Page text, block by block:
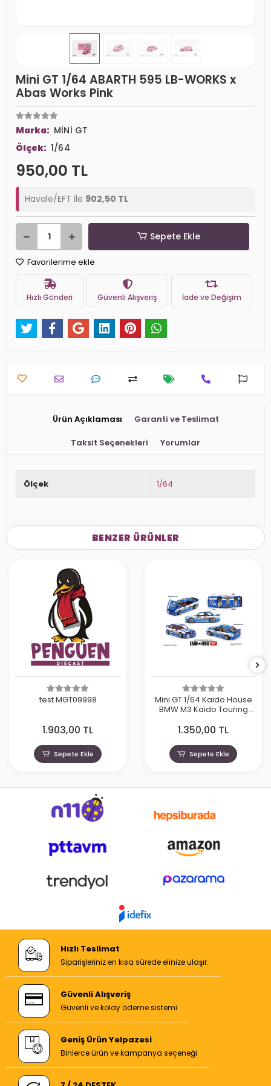
Mini GT 1/64 ABARTH 595 LB-WORKS x
Abas Works Pink
Marka: MİNİ GT
Ölçek: 1/64
950,00 TL
Havale/EFT ile 902,50 TL
Sepete Ekle
Favorilerime ekle
Hızlı Gönderi Güvenli Alışveriş İade ve Değişim
Ürün Açıklaması Garanti ve Teslimat
Taksit Seçenekleri Yorumlar
Ölçek 1/64
BENZER ÜRÜNLER
test MGT09998
1.903,00 TL
Sepete Ekle
Mini GT 1/64 Kaido House
BMW M3 Kaido Touring
1.350,00 TL
Sepete Ekle
Hızlı Teslimat
Siparişleriniz en kısa sürede elinize ulaşır.
Güvenli Alışveriş
Güvenli ve kolay ödeme sistemi
Geniş Ürün Yelpazesi
Binlerce ürün ve kampanya seçeneği